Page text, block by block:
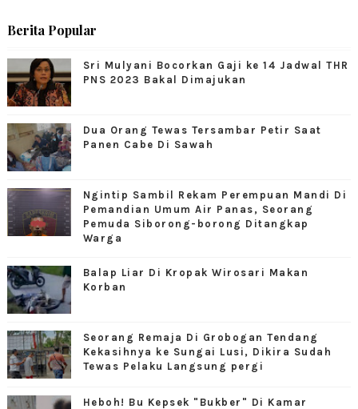
Berita Popular
Sri Mulyani Bocorkan Gaji ke 14 Jadwal THR
PNS 2023 Bakal Dimajukan
Dua Orang Tewas Tersambar Petir Saat
Panen Cabe Di Sawah
Ngintip Sambil Rekam Perempuan Mandi Di
Pemandian Umum Air Panas, Seorang
Pemuda Siborong-borong Ditangkap
Warga
Balap Liar Di Kropak Wirosari Makan
Korban
Seorang Remaja Di Grobogan Tendang
Kekasihnya ke Sungai Lusi, Dikira Sudah
Tewas Pelaku Langsung pergi
Heboh! Bu Kepsek "Bukber" Di Kamar